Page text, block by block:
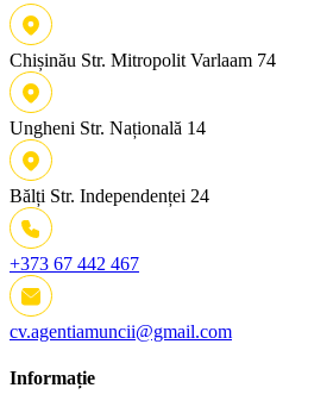
Chișinău Str. Mitropolit Varlaam 74
Ungheni Str. Națională 14
Bălți Str. Independenței 24
+373 67 442 467
cv.agentiamuncii@gmail.com
Informație